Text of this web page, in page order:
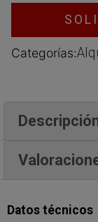
Categorías:
Datos técnicos